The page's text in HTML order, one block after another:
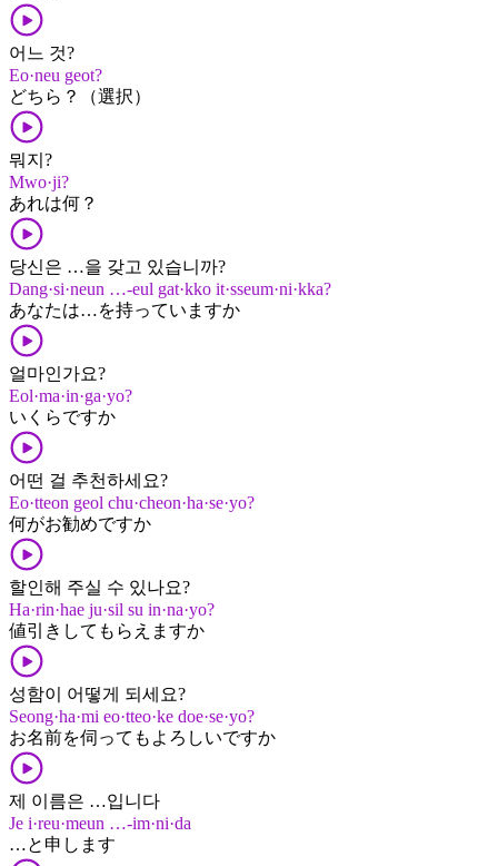
어느 것?
Eo·neu geot?
どちら？（選択）
뭐지?
Mwo·ji?
あれ​は​何？
당신은 …을 갖고 있습니까?
Dang·si·neun …-eul gat·kko it·sseum·ni·kka?
あなた​は…​を​持って​います​か
얼마인가요?
Eol·ma·in·ga·yo?
いくら​です​か
어떤 걸 추천하세요?
Eo·tteon geol chu·cheon·ha·se·yo?
何​が​お勧め​です​か
할인해 주실 수 있나요?
Ha·rin·hae ju·sil su in·na·yo?
値引き​して​もらえます​か
성함이 어떻게 되세요?
Seong·ha·mi eo·tteo·ke doe·se·yo?
お名前​を​伺っても​よろしい​です​か
제 이름은 …입니다
Je i·reu·meun …-im·ni·da
…​と​申します